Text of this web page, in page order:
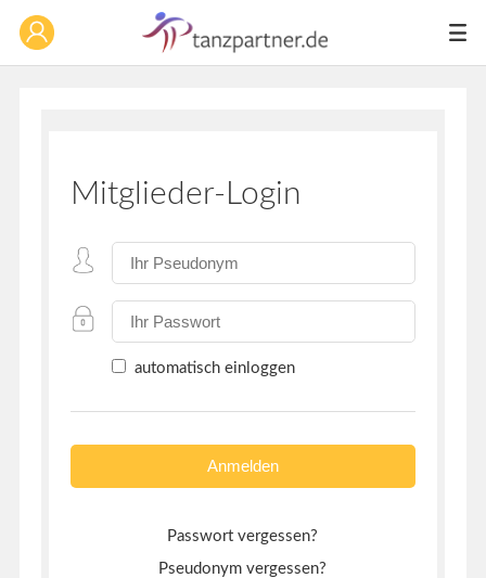
Mitglieder-Login
automatisch einloggen
Passwort vergessen?
Pseudonym vergessen?